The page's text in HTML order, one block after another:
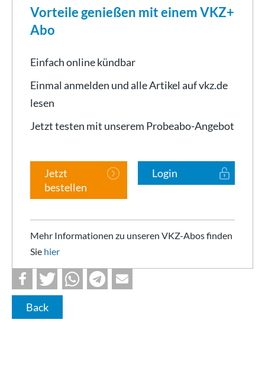
Vorteile genießen mit einem VKZ+
Abo
Einfach online kündbar
Einmal anmelden und alle Artikel auf vkz.de
lesen
Jetzt testen mit unserem Probeabo-Angebot
Jetzt
bestellen
Login
Mehr Informationen zu unseren VKZ-Abos finden
Sie hier
Back